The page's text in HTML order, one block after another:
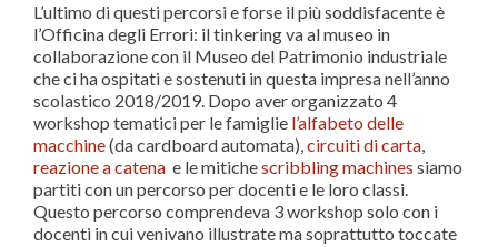
L’ultimo di questi percorsi e forse il più soddisfacente è
l’Officina degli Errori: il tinkering va al museo in
collaborazione con il Museo del Patrimonio industriale
che ci ha ospitati e sostenuti in questa impresa nell’anno
scolastico 2018/2019. Dopo aver organizzato 4
workshop tematici per le famiglie l’alfabeto delle
macchine(da cardboard automata),circuiti di carta,
reazione a catena e le mitichescribbling machines siamo
partiti con un percorso per docenti e le loro classi.
Questo percorso comprendeva 3 workshop solo con i
docenti in cui venivano illustrate ma soprattutto toccate